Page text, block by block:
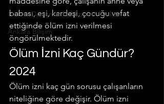
Online Danışmanlık Hizmeti Avukat
Ankara Bilişim
babası, eşi, kardeşi, çocuğu vefat
ettiğinde ölüm izni verilmesi
öngörülmektedir.
Ölüm İzni Kaç Gündür?
2024
Ölüm izni kaç gün sorusu çalışanların
niteliğine göre değişir. Ölüm izni